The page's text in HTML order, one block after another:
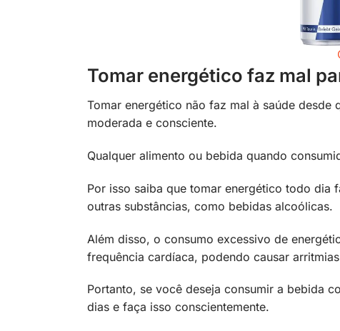
Tomar energético faz mal
Tomar energético não faz mal à saúde desde
moderada e consciente.
Qualquer alimento ou bebida quando
Por isso saiba que tomar energético todo dia
outras substâncias, como bebidas alcoólicas.
Além disso, o consumo excessivo de
frequência cardíaca, podendo causar
Portanto, se você deseja consumir a bebida
dias e faça isso conscientemente.